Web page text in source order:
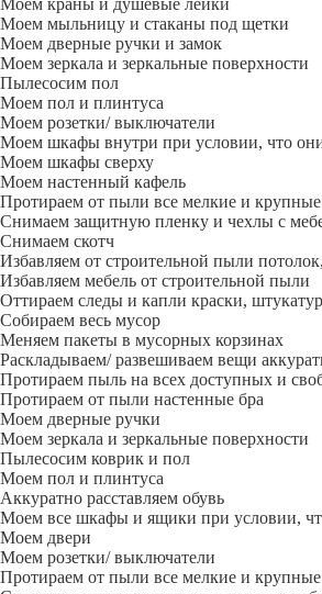
Моем краны и душевые лейки
Моем мыльницу и стаканы под щетки
Моем дверные ручки и замок
Моем зеркала и зеркальные поверхности
Пылесосим пол
Моем пол и плинтуса
Моем розетки/ выключатели
Моем шкафы внутри при условии, что
Моем шкафы сверху
Моем настенный кафель
Протираем от пыли все мелкие и
Снимаем защитную пленку и чехлы с
Снимаем скотч
Избавляем от строительной пыли
Избавляем мебель от строительной пыли
Оттираем следы и капли краски,
Собираем весь мусор
Меняем пакеты в мусорных корзинах
Раскладываем/ развешиваем вещи
Протираем пыль на всех доступных и
Протираем от пыли настенные бра
Моем дверные ручки
Моем зеркала и зеркальные поверхности
Пылесосим коврик и пол
Моем пол и плинтуса
Аккуратно расставляем обувь
Моем все шкафы и ящики при условии,
Моем двери
Моем розетки/ выключатели
Протираем от пыли все мелкие и